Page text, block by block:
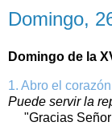
Domingo,
Domingo de la
1. Abro el
Puede servir la
"Gracias Señor